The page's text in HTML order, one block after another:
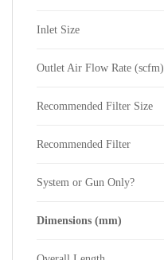
Inlet Size
Outlet Air Flow Rate (scfm)
Recommended Filter Size
Recommended Filter
System or Gun Only?
Dimensions (mm)